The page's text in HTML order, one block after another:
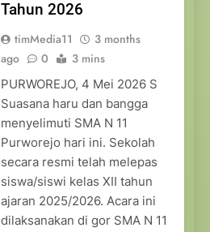
Tahun 2026
timMedia11
3 months
ago
0 3 mins
PURWOREJO, 4 Mei 2026 S
Suasana haru dan bangga
menyelimuti SMA N 11
Purworejo hari ini. Sekolah
secara resmi telah melepas
siswa/siswi kelas XII tahun
ajaran 2025/2026. Acara ini
dilaksanakan di gor SMA N 11